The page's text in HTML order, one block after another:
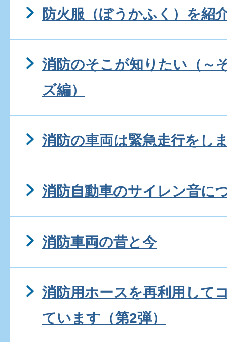
防火服（ぼうかふく）を紹
消防のそこが知りたい（～
ズ編）
消防の車両は緊急走行をし
消防自動車のサイレン音に
消防車両の昔と今
消防用ホースを再利用して
ています（第2弾）